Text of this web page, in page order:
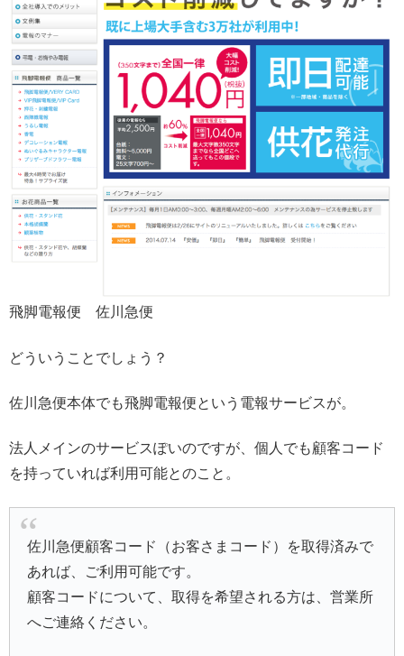
飛脚電報便 佐川急便
どういうことでしょう？
佐川急便本体でも飛脚電報便という電報サービスが。
法人メインのサービスぽいのですが、個人でも顧客コード
を持っていれば利用可能とのこと。
佐川急便顧客コード（お客さまコード）を取得済みで
あれば、ご利用可能です。
顧客コードについて、取得を希望される方は、営業所
へご連絡ください。